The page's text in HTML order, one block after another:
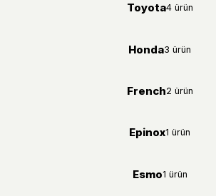
Toyota4 ürün
Honda3 ürün
French2 ürün
Epinox1 ürün
Esmo1 ürün